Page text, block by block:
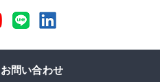
お問い合わせ